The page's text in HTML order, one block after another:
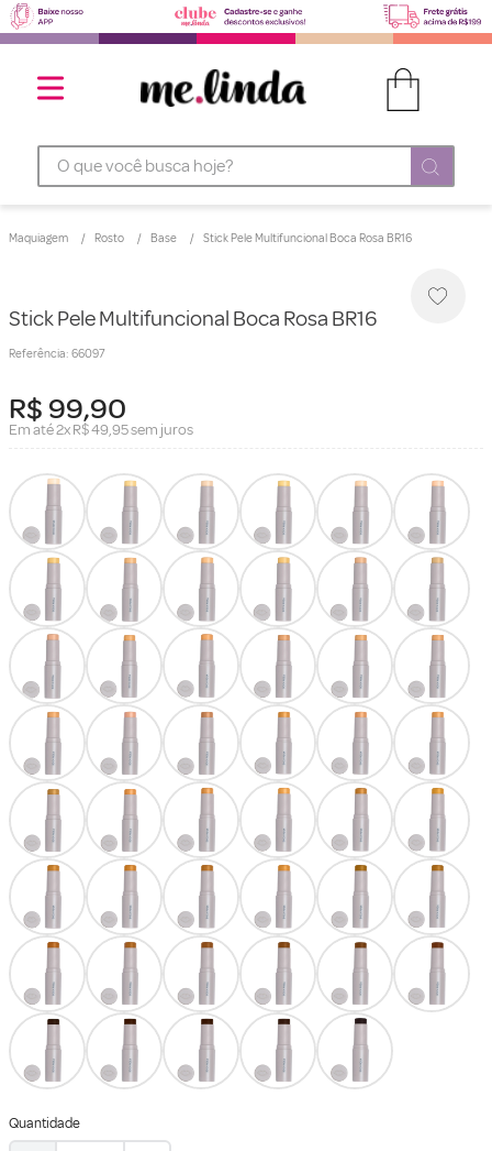
O que você busca hoje?
Maquiagem Rosto Base Stick Pele Multifuncional Boca Rosa BR16
Stick Pele Multifuncional Boca Rosa BR16
Referência: 66097
R$ 99,90
Em até2xR$49,95sem juros
Quantidade